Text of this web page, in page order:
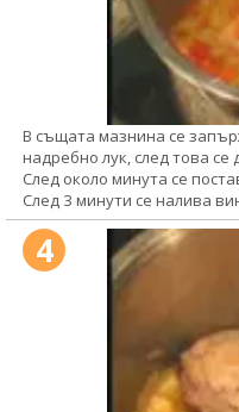
В същата мазнина се
надребно лук, след това
След около минута се
След 3 минути се налива
4